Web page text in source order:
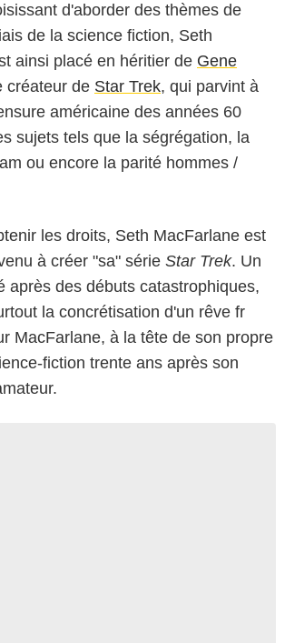
d'aborder des thèmes de
de la science fiction, Seth
ainsi placé en héritier de Gene
créateur de Star Trek, qui parvint à
américaine des années 60
sujets tels que la ségrégation, la
ou encore la parité hommes /
les droits, Seth MacFarlane est
à créer "sa" série Star Trek. Un
après des débuts catastrophiques,
la concrétisation d'un rêve fr
MacFarlane, à la tête de son propre
fiction trente ans après son